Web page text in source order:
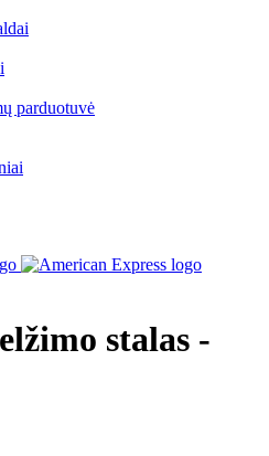
parduotuvė
stalas -